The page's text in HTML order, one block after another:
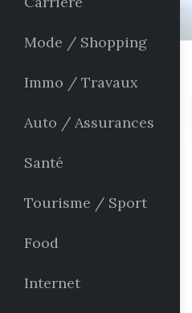
Mode / Shopping
Immo / Travaux
Auto / Assurances
Santé
Tourisme / Sport
Food
Internet